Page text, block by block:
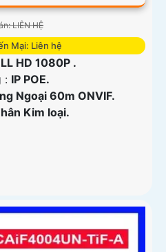
LIÊN HỆ
Mại: Liên hệ
HD 1080P .
: IP POE.
Ngoại 60m ONVIF.
Kim loại.